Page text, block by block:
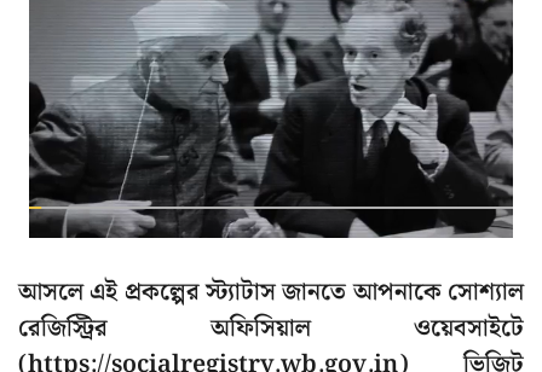
আসলে এই প্রকল্পের স্ট্যাটাস জানতে আপনাকে সোশ্যাল
রেজিস্ট্রির অফিসিয়াল ওয়েবসাইটে